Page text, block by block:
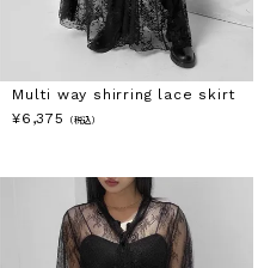
Multi way shirring lace skirt
¥6,375 （税込）